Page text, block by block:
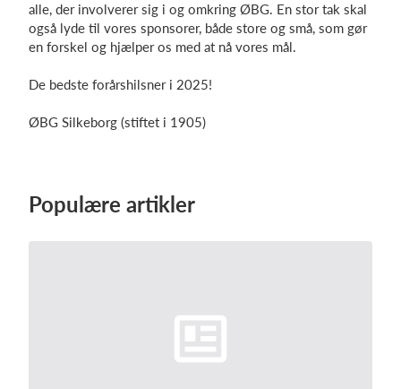
alle, der involverer sig i og omkring ØBG. En stor tak skal
også lyde til vores sponsorer, både store og små, som gør
en forskel og hjælper os med at nå vores mål.
De bedste forårshilsner i 2025!
ØBG Silkeborg (stiftet i 1905)
Populære artikler